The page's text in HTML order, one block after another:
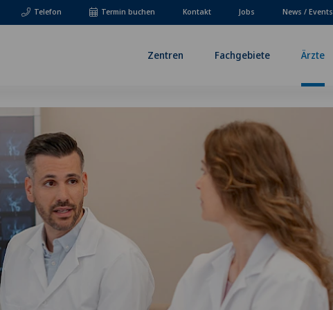
Telefon Termin buchen Kontakt Jobs News / Events
Zentren Fachgebiete Ärzte